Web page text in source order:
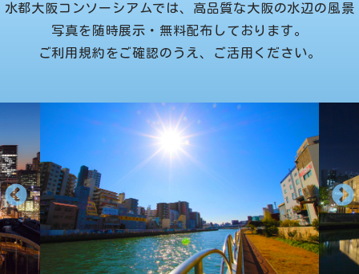
水都大阪コンソーシアムでは、高品質な大阪の水辺の風景
写真を随時展示・無料配布しております。
ご利用規約をご確認のうえ、ご活用ください。